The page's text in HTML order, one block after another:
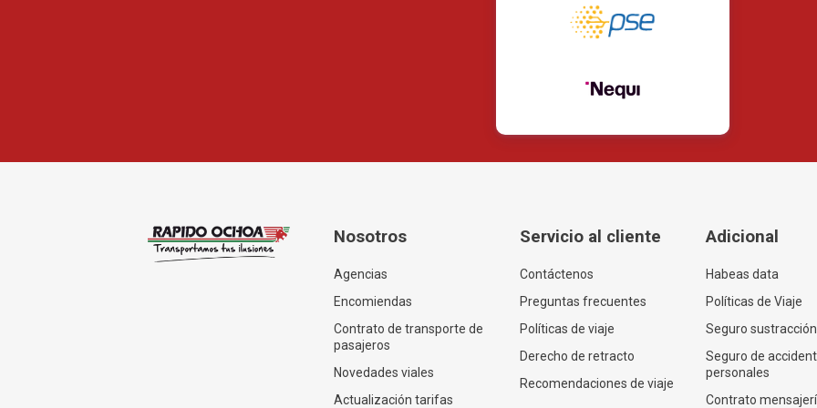
Nosotros
Agencias
Encomiendas
Contrato de transporte de
pasajeros
Novedades viales
Actualización tarifas
Servicio al cliente
Contáctenos
Preguntas frecuentes
Políticas de viaje
Derecho de retracto
Recomendaciones de viaje
Adicional
Habeas data
Políticas de Viaje
Seguro sustracción
Seguro de
personales
Contrato